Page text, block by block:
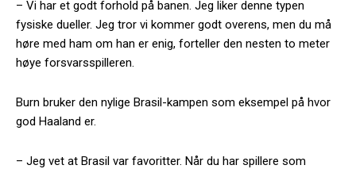
– Vi har et godt forhold på banen. Jeg liker denne typen
fysiske dueller. Jeg tror vi kommer godt overens, men du må
høre med ham om han er enig, forteller den nesten to meter
høye forsvarsspilleren.
Burn bruker den nylige Brasil-kampen som eksempel på hvor
god Haaland er.
– Jeg vet at Brasil var favoritter. Når du har spillere som